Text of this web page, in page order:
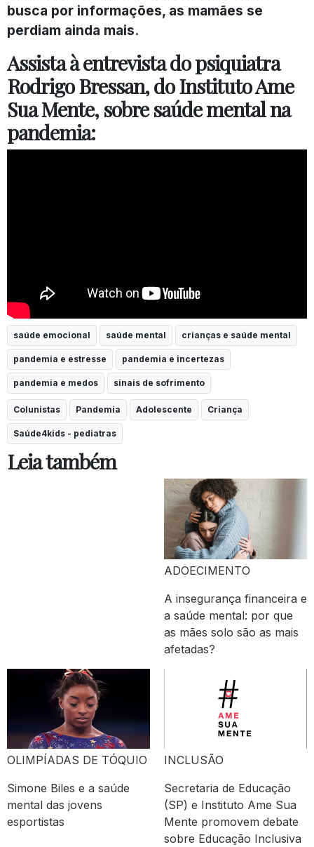
busca por informações, as mamães se
perdiam ainda mais.
Assista à entrevista do psiquiatra
Rodrigo Bressan, do Instituto Ame
Sua Mente, sobre saúde mental na
pandemia:
saúde emocional saúde mental crianças e saúde mental
pandemia e estresse pandemia e incertezas
pandemia e medos sinais de sofrimento
Colunistas Pandemia Adolescente Criança
Saúde4kids - pediatras
Leia também
ADOECIMENTO
A insegurança financeira e
a saúde mental: por que
as mães solo são as mais
afetadas?
OLIMPÍADAS DE TÓQUIO
Simone Biles e a saúde
mental das jovens
esportistas
INCLUSÃO
Secretaria de Educação
(SP) e Instituto Ame Sua
Mente promovem debate
sobre Educação Inclusiva